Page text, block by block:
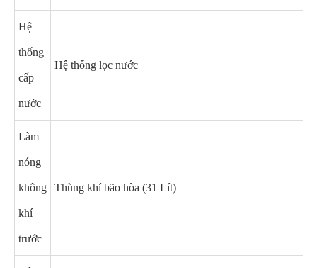
Hệ
thống
cấp
nước
Hệ thống lọc nước
Làm
nóng
không
khí
trước
Thùng khí bão hòa (31 Lít)